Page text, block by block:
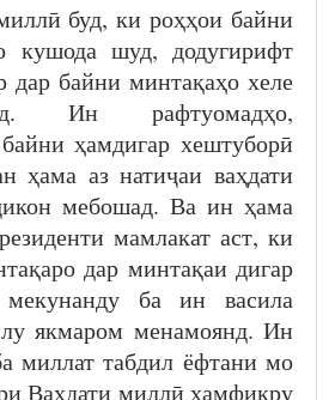
буд, ки роҳҳои байни
кушода шуд, додугирифт
дар байни минтақаҳо хеле
Ин рафтуомадҳо,
ҳамдигар хештуборӣ
ҳама аз натиҷаи ваҳдати
мебошад. Ва ин ҳама
мамлакат аст, ки
дар минтақаи дигар
ба ин васила
якмаром менамоянд. Ин
миллат табдил ёфтани мо
Ваҳдати миллӣ ҳамфикру